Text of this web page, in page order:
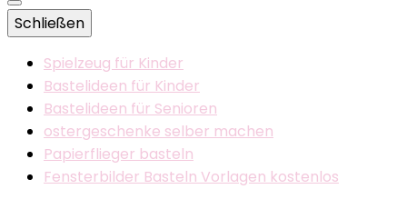
Schließen
Spielzeug für Kinder
Bastelideen für Kinder
Bastelideen für Senioren
ostergeschenke selber machen
Papierflieger basteln
Fensterbilder Basteln Vorlagen kostenlos